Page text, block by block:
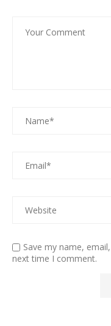
Save my name,
next time I comment.